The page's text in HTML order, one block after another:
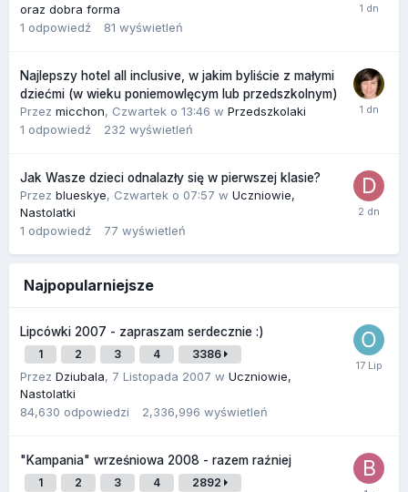
oraz dobra forma
1 odpowiedź 81 wyświetleń
Najlepszy hotel all inclusive, w jakim byliście z małymi
dziećmi (w wieku poniemowlęcym lub przedszkolnym)
Przez micchon, Czwartek o 13:46 w Przedszkolaki
1 odpowiedź 232 wyświetleń
Jak Wasze dzieci odnalazły się w pierwszej klasie?
Przez blueskye, Czwartek o 07:57 w Uczniowie,
Nastolatki
1 odpowiedź 77 wyświetleń
Najpopularniejsze
Lipcówki 2007 - zapraszam serdecznie :)
1 2 3 4 3386
Przez Dziubala, 7 Listopada 2007 w Uczniowie,
Nastolatki
84,630 odpowiedzi 2,336,996 wyświetleń
"Kampania" wrześniowa 2008 - razem raźniej
1 2 3 4 2892